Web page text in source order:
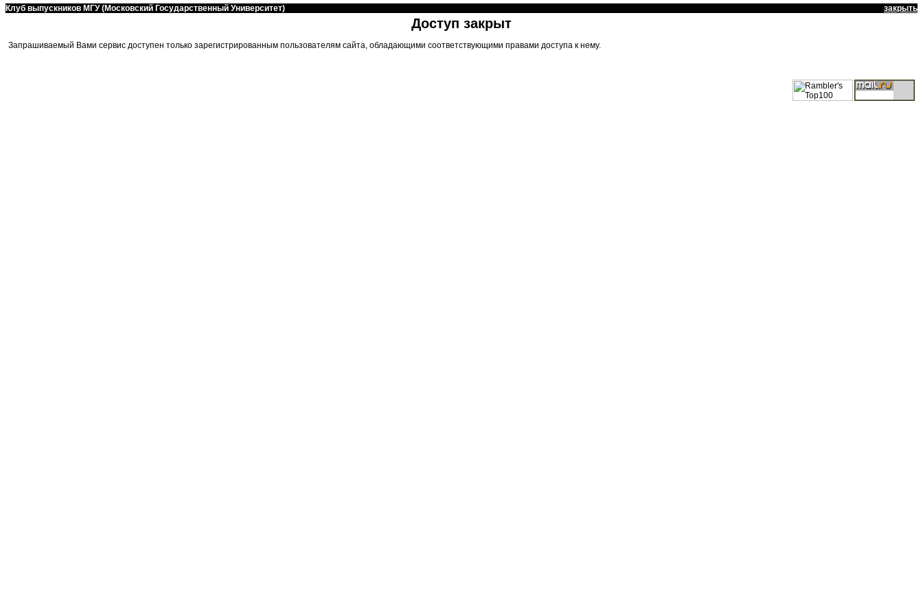
Клуб выпускников МГУ (Московский Государственный Университет) закрыть
Доступ закрыт
Запрашиваемый Вами сервис доступен только зарегистрированным пользователям сайта, обладающими соответствующими правами доступа к нему.